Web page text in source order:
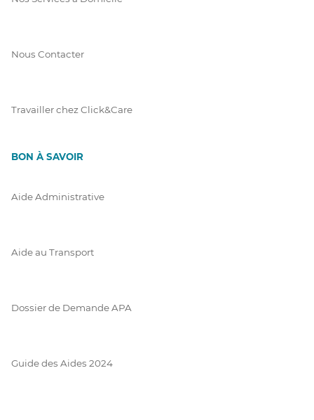
Nous Contacter
Travailler chez Click&Care
BON À SAVOIR
Aide Administrative
Aide au Transport
Dossier de Demande APA
Guide des Aides 2024